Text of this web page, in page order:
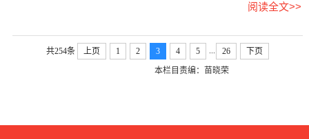
阅读全文>>
共254条 上页 1 2 3 4 5 26
下页
本栏目责编：苗晓荣